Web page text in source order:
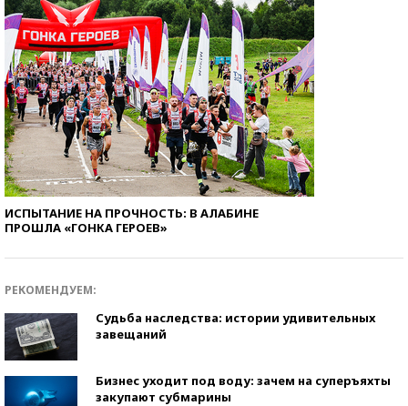
ИСПЫТАНИЕ НА ПРОЧНОСТЬ: В АЛАБИНЕ
ПРОШЛА «ГОНКА ГЕРОЕВ»
РЕКОМЕНДУЕМ:
Судьба наследства: истории удивительных
завещаний
Бизнес уходит под воду: зачем на суперъяхты
закупают субмарины